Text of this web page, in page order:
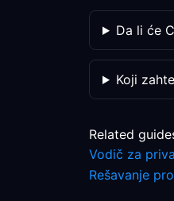
Da li će
Koji
Related
Vodič za
Rešavanje